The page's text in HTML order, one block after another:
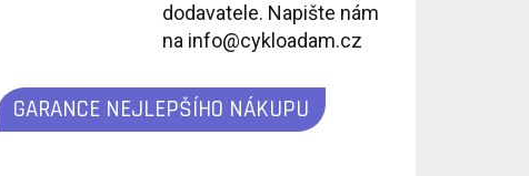
dodavatele. Napište nám
na info@cykloadam.cz
GARANCE NEJLEPŠÍHO NÁKUPU